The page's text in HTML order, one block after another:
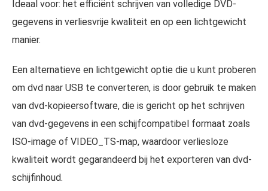
Ideaal voor: het efficiënt schrijven van volledige DVD-
gegevens in verliesvrije kwaliteit en op een lichtgewicht
manier.
Een alternatieve en lichtgewicht optie die u kunt proberen
om dvd naar USB te converteren, is door gebruik te maken
van dvd-kopieersoftware, die is gericht op het schrijven
van dvd-gegevens in een schijfcompatibel formaat zoals
ISO-image of VIDEO_TS-map, waardoor verliesloze
kwaliteit wordt gegarandeerd bij het exporteren van dvd-
schijfinhoud.